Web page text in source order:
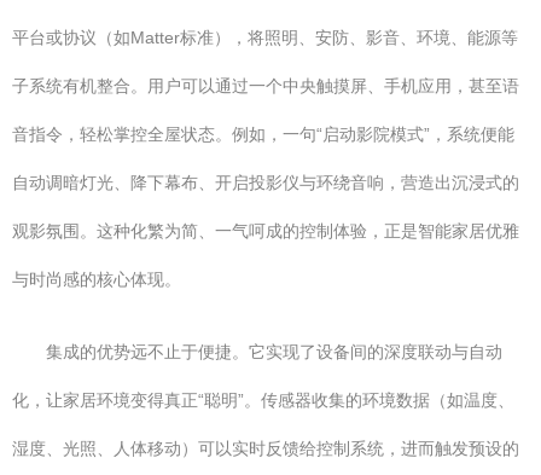
平台或协议（如Matter标准），将照明、安防、影音、环境、能源等
子系统有机整合。用户可以通过一个中央触摸屏、手机应用，甚至语
音指令，轻松掌控全屋状态。例如，一句“启动影院模式”，系统便能
自动调暗灯光、降下幕布、开启投影仪与环绕音响，营造出沉浸式的
观影氛围。这种化繁为简、一气呵成的控制体验，正是智能家居优雅
与时尚感的核心体现。
集成的优势远不止于便捷。它实现了设备间的深度联动与自动
化，让家居环境变得真正“聪明”。传感器收集的环境数据（如温度、
湿度、光照、人体移动）可以实时反馈给控制系统，进而触发预设的